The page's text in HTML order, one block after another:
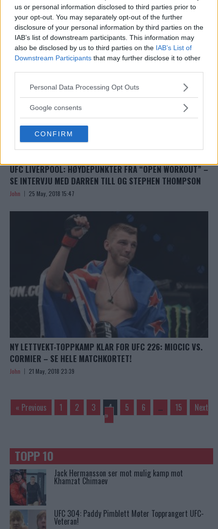
us or personal information disclosed to third parties prior to
your opt-out. You may separately opt-out of the further
disclosure of your personal information by third parties on the
IAB’s list of downstream participants. This information may
also be disclosed by us to third parties on the IAB’s List of
Downstream Participants that may further disclose it to other
Please note that this website/app uses one or more Google
not limited to your visit or usage behaviour. You may click to
use your data for below specified purposes in below Google
consent section.
Personal Data Processing Opt Outs
Google consents
CONFIRM
NIGHT 130
John 25 May, 2018 16:53
UFC LIVERPOOL: HØYDEPUNKTER FRA “OPEN WORKOUT” –
SE INTERVJU MED DARREN TILL OG STEPHEN THOMPSON
John 25 May, 2018 15:47
NY LETTVEKT-TOPPKAMP KLAR FOR UFC 226: MIOCIC VS.
CORMIER – SE HELE MATCHKORTET!
John 21 May, 2018 23:39
« Previous 1 2 3 4 5 6 … 15 Next
»
TOPP 10
Jack Hermansson ser mot mulig kamp mot
Khamzat Chimaev
UFC 304: Paddy Pimblett Møter Topprangert UFC-
Veteran!